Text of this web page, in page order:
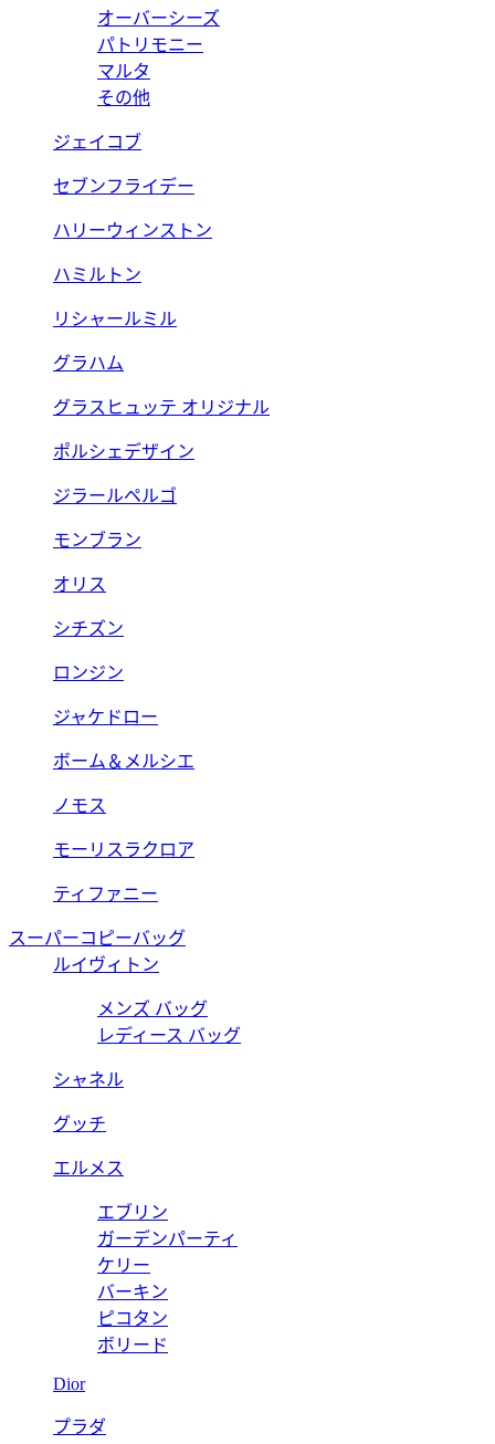
オーバーシーズ
パトリモニー
マルタ
その他
ジェイコブ
セブンフライデー
ハリーウィンストン
ハミルトン
リシャールミル
グラハム
グラスヒュッテ オリジナル
ポルシェデザイン
ジラールペルゴ
モンブラン
オリス
シチズン
ロンジン
ジャケドロー
ボーム＆メルシエ
ノモス
モーリスラクロア
ティファニー
スーパーコピーバッグ
ルイヴィトン
メンズ バッグ
レディース バッグ
シャネル
グッチ
エルメス
エブリン
ガーデンパーティ
ケリー
バーキン
ピコタン
ボリード
Dior
プラダ